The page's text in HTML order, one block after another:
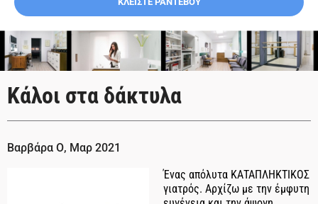
Κάλοι στα δάκτυλα
Βαρβάρα Ο, Μαρ 2021
Ένας απόλυτα ΚΑΤΑΠΛΗΚΤΙΚΟΣ
γιατρός. Αρχίζω με την έμφυτη